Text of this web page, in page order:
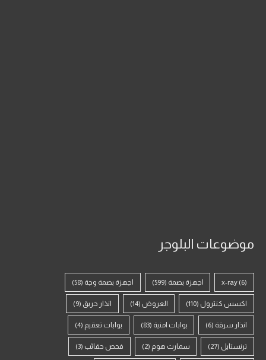
موضوعات البلوجر
x-ray (6) اجهزة بصمة (599) اجهزة بصمة وجة (58)
اكسس كنترول (110) العروض (14) انذار حريق (9)
انذار سرقة (6) بوابات امنية (83) بوابات تعقيم (4)
ترنستايل (27) سمارت هوم (2) فحص حقائب (3)